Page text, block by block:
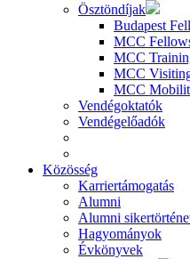
Ösztöndíjak
Budapest
MCC
MCC
MCC
MCC
Vendégoktatók
Vendégelőadók
Közösség
Karriertámogatás
Alumni
Alumni
Hagyományok
Évkönyvek